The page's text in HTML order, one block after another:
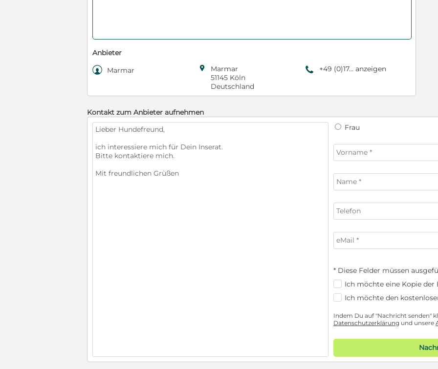
Anbieter
 Marmar 
Marmar
51145 Köln
Deutschland
9 +49 (0)17... anzeigen
Kontakt zum Anbieter aufnehmen
Frau
* Diese Felder müssen
Ich möchte eine Kopie der
Ich möchte den
Indem Du auf "Nachricht senden"
Datenschutzerklärung und unsere